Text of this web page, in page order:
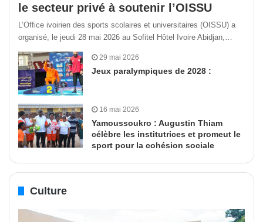
le secteur privé à soutenir l’OISSU
L’Office ivoirien des sports scolaires et universitaires (OISSU) a
organisé, le jeudi 28 mai 2026 au Sofitel Hôtel Ivoire Abidjan,…
29 mai 2026
Jeux paralympiques de 2028 :
16 mai 2026
Yamoussoukro : Augustin Thiam
célèbre les institutrices et promeut le
sport pour la cohésion sociale
Culture